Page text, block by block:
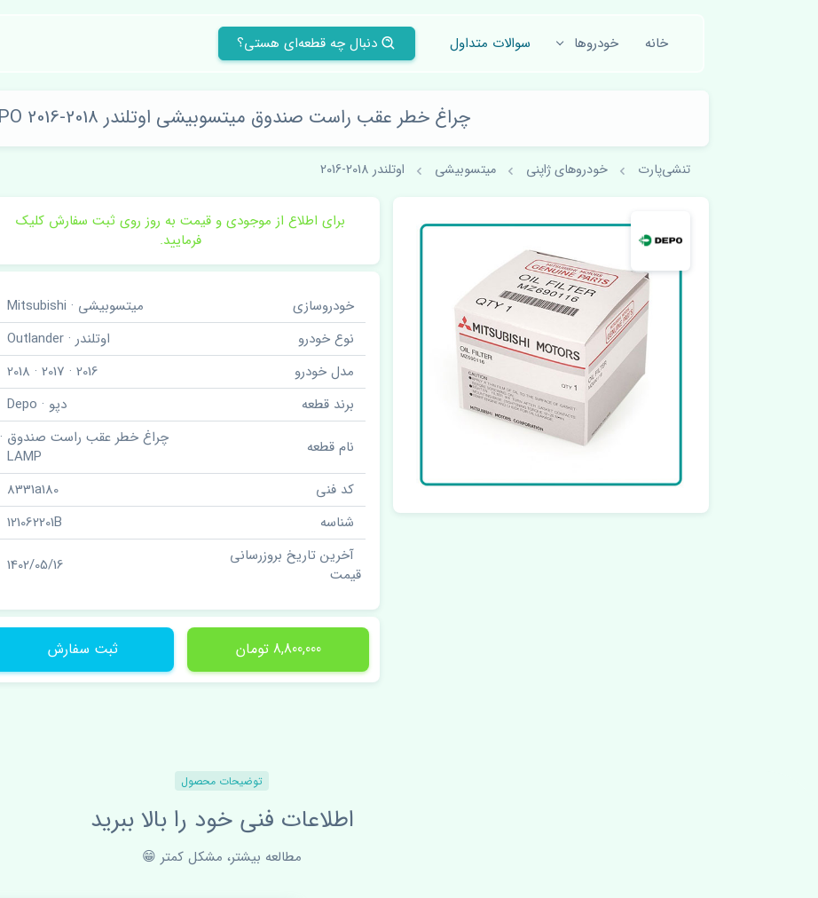
خانه خودروها سوالات متداول دنبال چه قطعه‌ای هستی؟
چراغ خطر عقب راست صندوق میتسوبیشی اوتلندر 2018-2016 DEPO
تنشی‌پارت خودروهای ژاپنی میتسوبیشی اوتلندر 2018-2016
برای اطلاع از موجودی و قیمت به روز روی ثبت سفارش کلیک
فرمایید.
خودروسازی
میتسوبیشی · Mitsubishi
نوع خودرو
اوتلندر · Outlander
مدل خودرو
2016 · 2017 · 2018
برند قطعه
دپو · Depo
نام قطعه
چراغ خطر عقب راست صندوق ·
LAMP
کد فنی
8331a180
شناسه
121062201B
آخرین تاریخ بروزرسانی
قیمت
1402/05/16
8,800,000 تومان ثبت سفارش
توضیحات محصول
اطلاعات فنی خود را بالا ببرید
مطالعه بیشتر، مشکل کمتر 😁